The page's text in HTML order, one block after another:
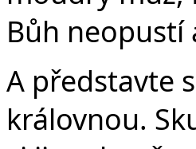
Bůh neopustí
A představte
královnou.